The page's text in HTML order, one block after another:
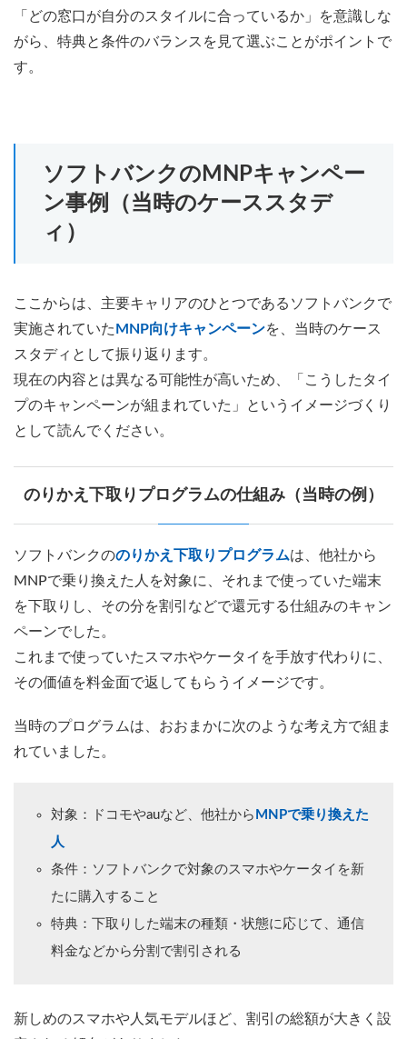
「どの窓口が自分のスタイルに合っているか」を意識しな
がら、特典と条件のバランスを見て選ぶことがポイントで
す。
ソフトバンクのMNPキャンペー
ン事例（当時のケーススタデ
ィ）
ここからは、主要キャリアのひとつであるソフトバンクで
実施されていた MNP向けキャンペーンを、当時のケース
スタディとして振り返ります。
現在の内容とは異なる可能性が高いため、「こうしたタイ
プのキャンペーンが組まれていた」というイメージづくり
として読んでください。
のりかえ下取りプログラムの仕組み（当時の例）
ソフトバンクののりかえ下取りプログラムは、他社から
MNPで乗り換えた人を対象に、それまで使っていた端末
を下取りし、その分を割引などで還元する仕組みのキャン
ペーンでした。
これまで使っていたスマホやケータイを手放す代わりに、
その価値を料金面で返してもらうイメージです。
当時のプログラムは、おおまかに次のような考え方で組ま
れていました。
対象：ドコモやauなど、他社から MNPで乗り換えた
人
条件：ソフトバンクで対象のスマホやケータイを新
たに購入すること
特典：下取りした端末の種類・状態に応じて、通信
料金などから分割で割引される
新しめのスマホや人気モデルほど、割引の総額が大きく設